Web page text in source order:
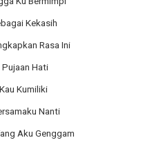
Kekasih
Rasa Ini
Hati
Kumiliki
Nanti
Aku Genggam